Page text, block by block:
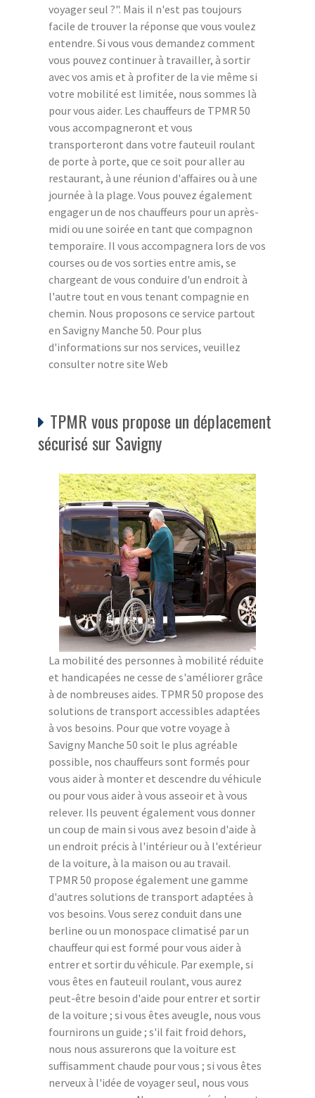
voyager seul ?". Mais il n'est pas toujours
facile de trouver la réponse que vous voulez
entendre. Si vous vous demandez comment
vous pouvez continuer à travailler, à sortir
avec vos amis et à profiter de la vie même si
votre mobilité est limitée, nous sommes là
pour vous aider. Les chauffeurs de TPMR 50
vous accompagneront et vous
transporteront dans votre fauteuil roulant
de porte à porte, que ce soit pour aller au
restaurant, à une réunion d'affaires ou à une
journée à la plage. Vous pouvez également
engager un de nos chauffeurs pour un après-
midi ou une soirée en tant que compagnon
temporaire. Il vous accompagnera lors de vos
courses ou de vos sorties entre amis, se
chargeant de vous conduire d'un endroit à
l'autre tout en vous tenant compagnie en
chemin. Nous proposons ce service partout
en Savigny Manche 50. Pour plus
d'informations sur nos services, veuillez
consulter notre site Web
TPMR vous propose un déplacement
sécurisé sur Savigny
La mobilité des personnes à mobilité réduite
et handicapées ne cesse de s'améliorer grâce
à de nombreuses aides. TPMR 50 propose des
solutions de transport accessibles adaptées
à vos besoins. Pour que votre voyage à
Savigny Manche 50 soit le plus agréable
possible, nos chauffeurs sont formés pour
vous aider à monter et descendre du véhicule
ou pour vous aider à vous asseoir et à vous
relever. Ils peuvent également vous donner
un coup de main si vous avez besoin d'aide à
un endroit précis à l'intérieur ou à l'extérieur
de la voiture, à la maison ou au travail.
TPMR 50 propose également une gamme
d'autres solutions de transport adaptées à
vos besoins. Vous serez conduit dans une
berline ou un monospace climatisé par un
chauffeur qui est formé pour vous aider à
entrer et sortir du véhicule. Par exemple, si
vous êtes en fauteuil roulant, vous aurez
peut-être besoin d'aide pour entrer et sortir
de la voiture ; si vous êtes aveugle, nous vous
fournirons un guide ; s'il fait froid dehors,
nous nous assurerons que la voiture est
suffisamment chaude pour vous ; si vous êtes
nerveux à l'idée de voyager seul, nous vous